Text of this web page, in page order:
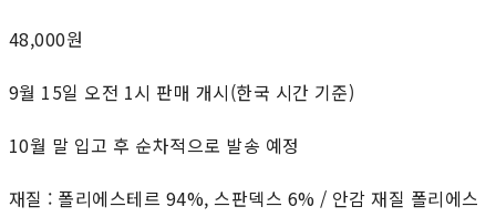
48,000원
9월 15일 오전 1시 판매 개시(한국 시간 기준)
10월 말 입고 후 순차적으로 발송 예정
재질 : 폴리에스테르 94%, 스판덱스 6% / 안감 재질 폴리에스